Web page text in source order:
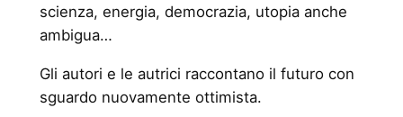
scienza, energia, democrazia, utopia anche
ambigua…
Gli autori e le autrici raccontano il futuro con
sguardo nuovamente ottimista.